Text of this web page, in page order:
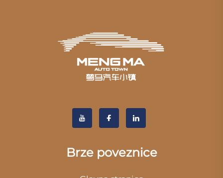
Brze poveznice